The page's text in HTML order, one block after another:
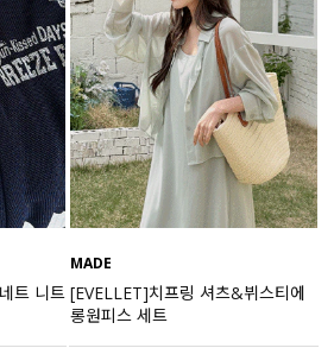
팬츠
스커트
액티브웨어
언더웨어
ACC
트 니트
MADE
[EVELLET]치프링 셔츠&뷔스티에
롱원피스 세트